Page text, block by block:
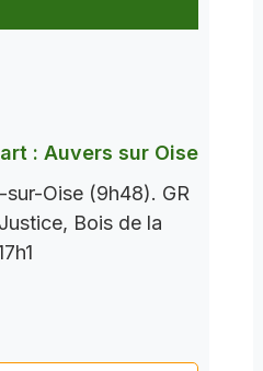
: Auvers sur Oise
Oise (9h48). GR
Bois de la